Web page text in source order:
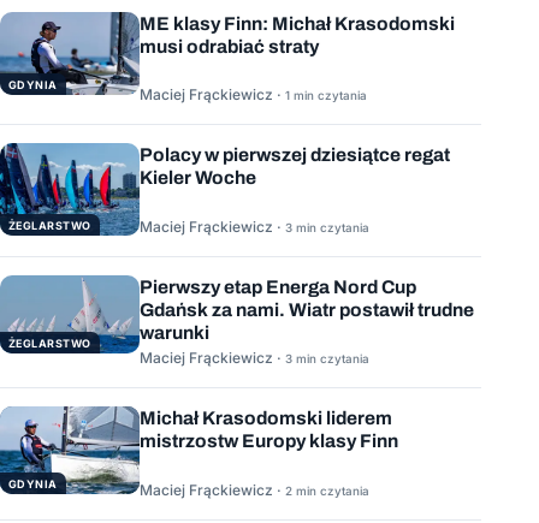
GDYNIA
ME klasy Finn: Michał Krasodomski
musi odrabiać straty
Maciej Frąckiewicz · 1 min czytania
ŻEGLARSTWO
Polacy w pierwszej dziesiątce regat
Kieler Woche
Maciej Frąckiewicz · 3 min czytania
ŻEGLARSTWO
Pierwszy etap Energa Nord Cup
Gdańsk za nami. Wiatr postawił trudne
warunki
Maciej Frąckiewicz · 3 min czytania
GDYNIA
Michał Krasodomski liderem
mistrzostw Europy klasy Finn
Maciej Frąckiewicz · 2 min czytania